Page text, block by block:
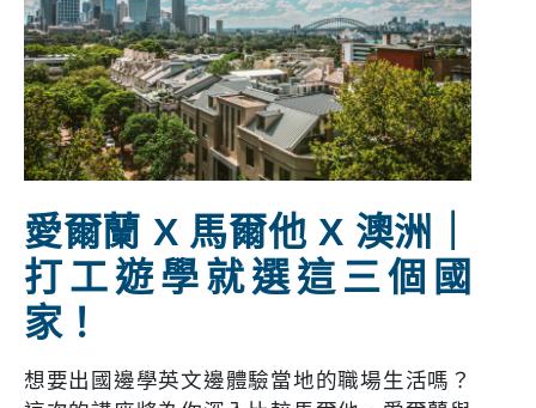
愛爾蘭 X 馬爾他 X 澳洲｜
打工遊學就選這三個國
家！
想要出國邊學英文邊體驗當地的職場生活嗎？